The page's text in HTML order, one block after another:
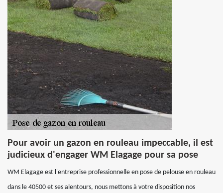
Pour avoir un gazon en rouleau impeccable, il est
judicieux d'engager WM Elagage pour sa pose
WM Elagage est l'entreprise professionnelle en pose de pelouse en rouleau
dans le 40500 et ses alentours, nous mettons à votre disposition nos